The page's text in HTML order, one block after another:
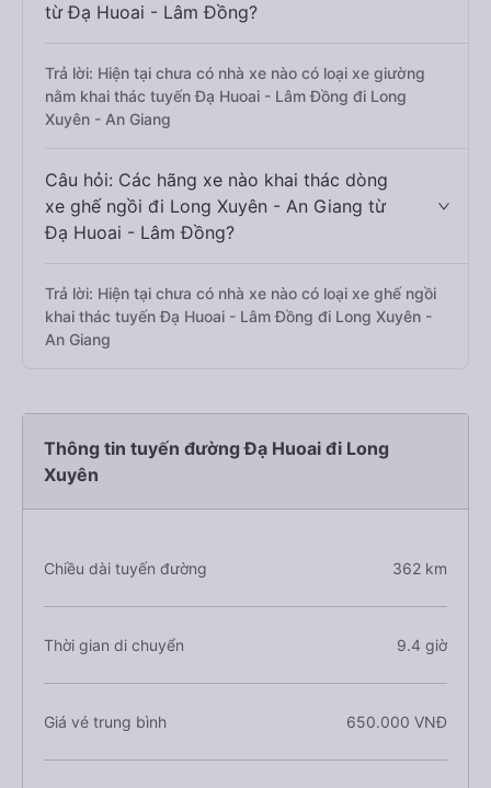
từ Đạ Huoai - Lâm Đồng?
Trả lời: Hiện tại chưa có nhà xe nào có loại xe giường
nằm khai thác tuyến Đạ Huoai - Lâm Đồng đi Long
Xuyên - An Giang
Câu hỏi: Các hãng xe nào khai thác dòng
xe ghế ngồi đi Long Xuyên - An Giang từ
Đạ Huoai - Lâm Đồng?
Trả lời: Hiện tại chưa có nhà xe nào có loại xe ghế ngồi
khai thác tuyến Đạ Huoai - Lâm Đồng đi Long Xuyên -
An Giang
Thông tin tuyến đường Đạ Huoai đi Long
Xuyên
Chiều dài tuyến đường 362 km
Thời gian di chuyển 9.4 giờ
Giá vé trung bình 650.000 VNĐ